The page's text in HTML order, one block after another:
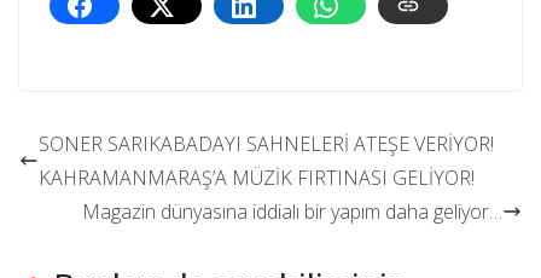
SONER SARIKABADAYI SAHNELERİ ATEŞE VERİYOR!
KAHRAMANMARAŞ’A MÜZİK FIRTINASI GELİYOR!
Magazin dünyasına iddialı bir yapım daha geliyor…